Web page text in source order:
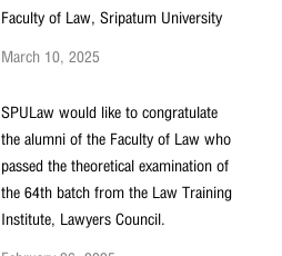
Faculty of Law, Sripatum University
March 10, 2025
SPULaw would like to congratulate
the alumni of the Faculty of Law who
passed the theoretical examination of
the 64th batch from the Law Training
Institute, Lawyers Council.